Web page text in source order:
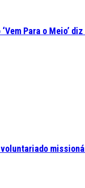
Para o Meio’